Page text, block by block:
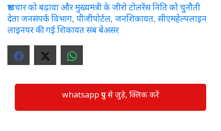
भ्रष्टाचार को बढ़ावा और मुख्यमंत्री के जीरो टोलरेंस निति को चुनौती
देता जनसंपर्क विभाग, पीजीपोर्टल, जनशिकायत, सीएमहेल्पलाइन
लाइनपर की गई शिकायत सब बेअसर
whatsapp ग्रुप से जुड़े, क्लिक करें